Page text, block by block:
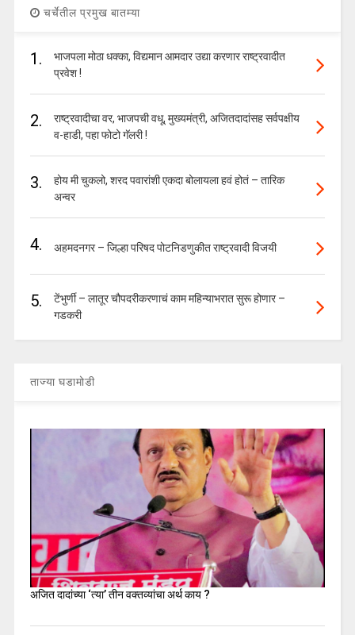
चर्चेतील प्रमुख बातम्या
1.
भाजपला मोठा धक्का, विद्यमान आमदार उद्या करणार राष्ट्रवादीत
प्रवेश !
2.
राष्ट्रवादीचा वर, भाजपची वधू, मुख्यमंत्री, अजितदादांसह सर्वपक्षीय
व-हाडी, पहा फोटो गॅलरी !
3.
होय मी चुकलो, शरद पवारांशी एकदा बोलायला हवं होतं – तारिक
अन्वर
4. अहमदनगर – जिल्हा परिषद पोटनिडणुकीत राष्ट्रवादी विजयी
5.
टेंभुर्णी – लातूर चौपदरीकरणाचं काम महिन्याभरात सुरू होणार –
गडकरी
ताज्या घडामोडी
अजित दादांच्या ‘त्या’ तीन वक्तव्यांचा अर्थ काय ?